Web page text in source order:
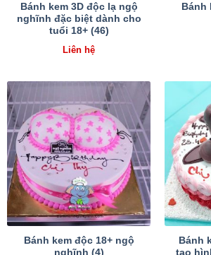
Bánh kem 3D độc lạ ngộ
nghĩnh đặc biệt dành cho
tuổi 18+ (46)
Liên hệ
Bánh
Bánh kem độc 18+ ngộ
nghĩnh (4)
Bánh
tạo